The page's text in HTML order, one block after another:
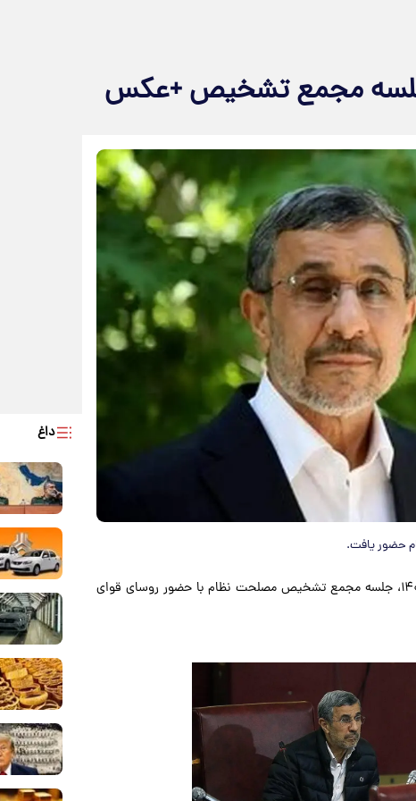
جلسه مجمع تشخیص +عکس
حضور یافت.
به گزارش پارسینه به نقل از خبرآنلاین، روز گذشته ۲۱ آذرماه ۱۴۰۳، جلسه مجمع تشخیص مصلحت نظام با حضور روسای قوای
داغ